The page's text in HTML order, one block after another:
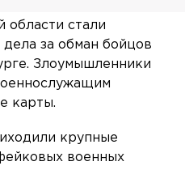
области стали
за обман бойцов
Злоумышленники
карты.
крупные
военных